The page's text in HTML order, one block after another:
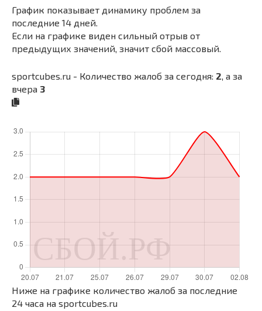
График показывает динамику проблем за
последние 14 дней.
Если на графике виден сильный отрыв от
предыдущих значений, значит сбой массовый.
sportcubes.ru - Количество жалоб за сегодня: 2 , а за
вчера 3
Ниже на графике количество жалоб за последние
24 часа на sportcubes.ru